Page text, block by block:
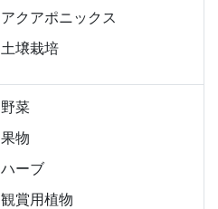
アクアポニックス
土壌栽培
野菜
果物
ハーブ
観賞用植物